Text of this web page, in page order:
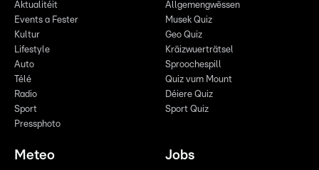
Aktualitéit
Events a Fester
Kultur
Lifestyle
Auto
Télé
Radio
Sport
Pressphoto
Allgemengwëssen
Musek Quiz
Geo Quiz
Kräizwuerträtsel
Sproochespill
Quiz vum Mount
Déiere Quiz
Sport Quiz
Meteo Jobs